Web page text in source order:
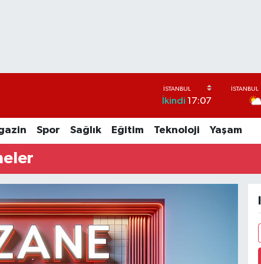
İkindi 17:07
Spor Sağlık Eğitim Teknoloji Yaşam